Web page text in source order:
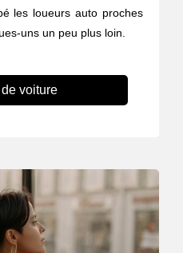
les loueurs auto proches
uns un peu plus loin.
voiture